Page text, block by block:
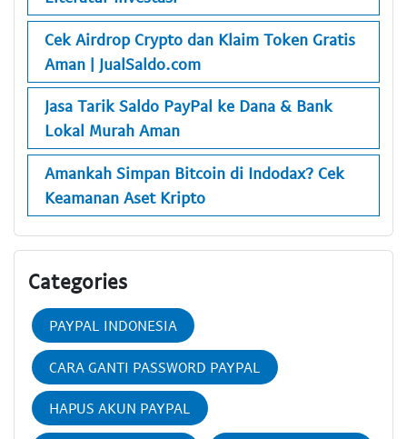
Cek Airdrop Crypto dan Klaim Token Gratis
Aman | JualSaldo.com
Jasa Tarik Saldo PayPal ke Dana & Bank
Lokal Murah Aman
Amankah Simpan Bitcoin di Indodax? Cek
Keamanan Aset Kripto
Categories
PAYPAL INDONESIA
CARA GANTI PASSWORD PAYPAL
HAPUS AKUN PAYPAL